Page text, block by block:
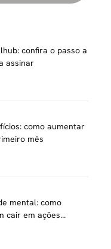
confira o passo a
assinar
como aumentar
mês
mental: como
cair em ações